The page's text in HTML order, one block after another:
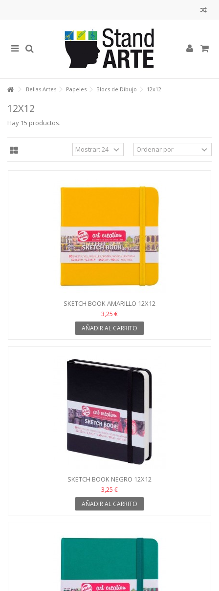
Bellas Artes Papeles Blocs de Dibujo 12x12
12X12
Hay 15 productos.
SKETCH BOOK AMARILLO 12X12
3,25 €
AÑADIR AL CARRITO
SKETCH BOOK NEGRO 12X12
3,25 €
AÑADIR AL CARRITO